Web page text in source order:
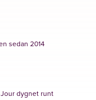
sedan 2014
dygnet runt